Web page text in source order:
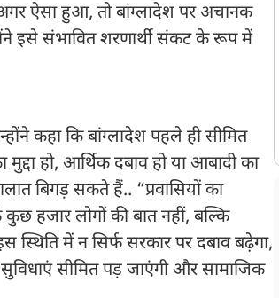
ऐसा हुआ, तो बांग्लादेश पर अचानक
इसे संभावित शरणार्थी संकट के रूप में
कहा कि बांग्लादेश पहले ही सीमित
हो, आर्थिक दबाव हो या आबादी का
बिगड़ सकते हैं.. “प्रवासियों का
हजार लोगों की बात नहीं, बल्कि
में न सिर्फ सरकार पर दबाव बढ़ेगा,
सीमित पड़ जाएंगी और सामाजिक